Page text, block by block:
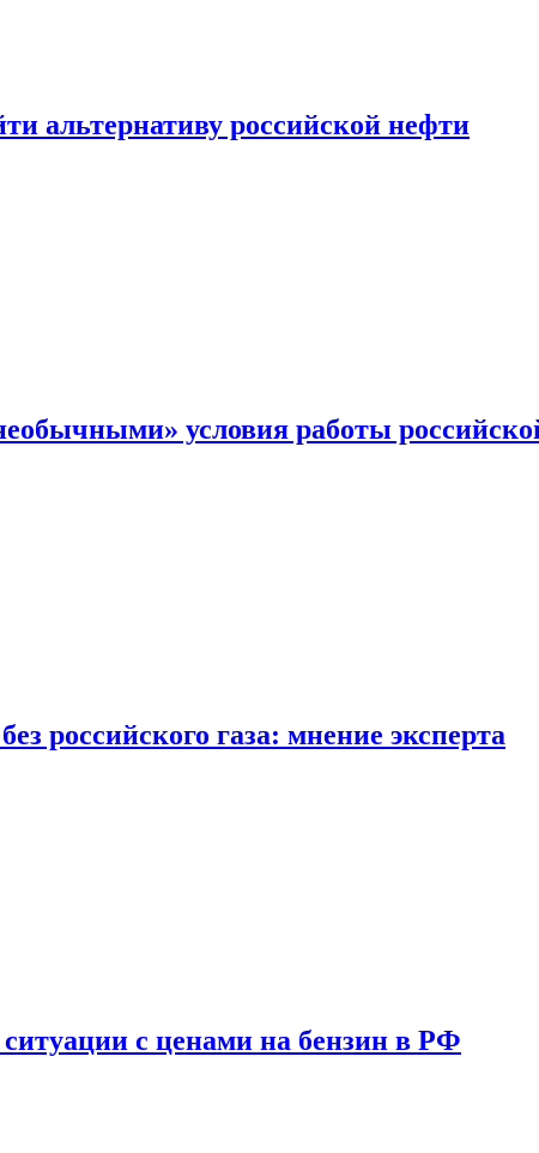
альтернативу российской нефти
условия работы
российского газа: мнение эксперта
с ценами на бензин в РФ